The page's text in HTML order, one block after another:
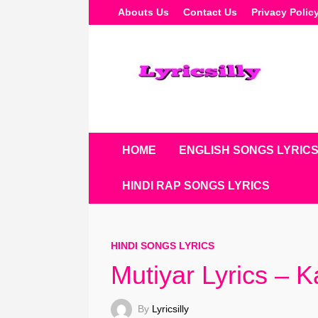
To
Abouts Us Contact Us Privacy
HOME ENGLISH SONGS LYRICS
HINDI RAP SONGS LYRICS
HINDI SONGS LYRICS
Mutiyar Lyrics –
By Lyricsilly